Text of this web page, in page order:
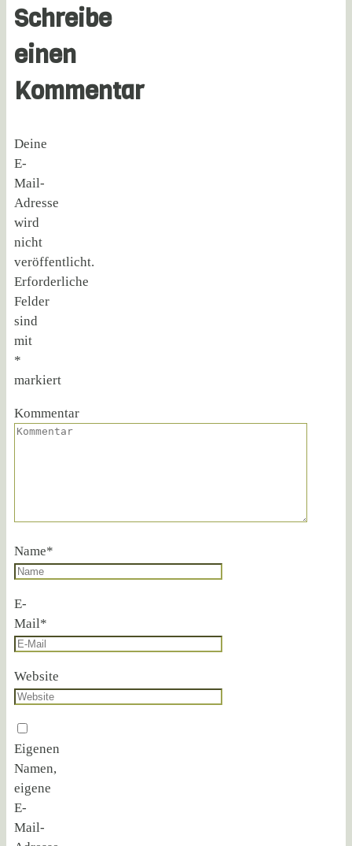
Schreibe
einen
Kommentar
Deine
E-
Mail-
Adresse
wird
nicht
veröffentlicht.
Erforderliche
Felder
sind
mit
*
markiert
Kommentar
Name*
E-
Mail*
Website
Eigenen
Namen,
eigene
E-
Mail-